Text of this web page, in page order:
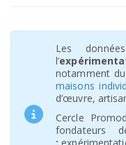
Les
l’
notamment
maisons
d’œuvre,
Cercle
fondateurs